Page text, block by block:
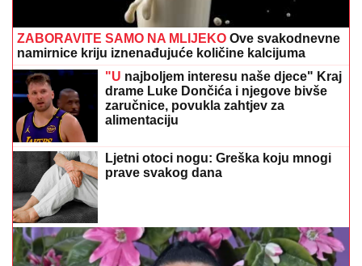
ZABORAVITE SAMO NA MLIJEKO Ove svakodnevne
namirnice kriju iznenađujuće količine kalcijuma
"U najboljem interesu naše djece" Kraj
drame Luke Dončića i njegove bivše
zaručnice, povukla zahtjev za
alimentaciju
Ljetni otoci nogu: Greška koju mnogi
prave svakog dana